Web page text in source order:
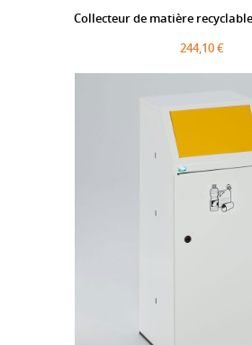
Collecteur de matière
244,10 €